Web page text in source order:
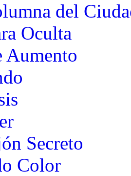
del
Oculta
Aumento
Secreto
Color